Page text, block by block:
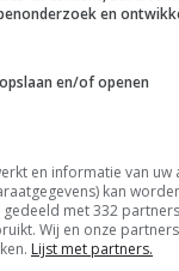
NIEUWS BEELD LCD
CEC mogelijk
en
en/of openen
en informatie van uw
kan
met 332
Wij en onze
Lijst met partners.